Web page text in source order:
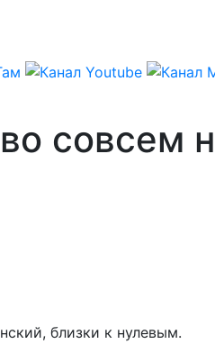
совсем
близки к нулевым.